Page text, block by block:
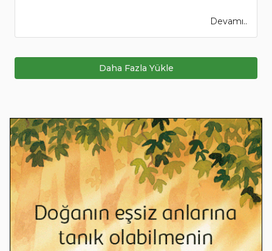
Devamı..
Daha Fazla Yükle